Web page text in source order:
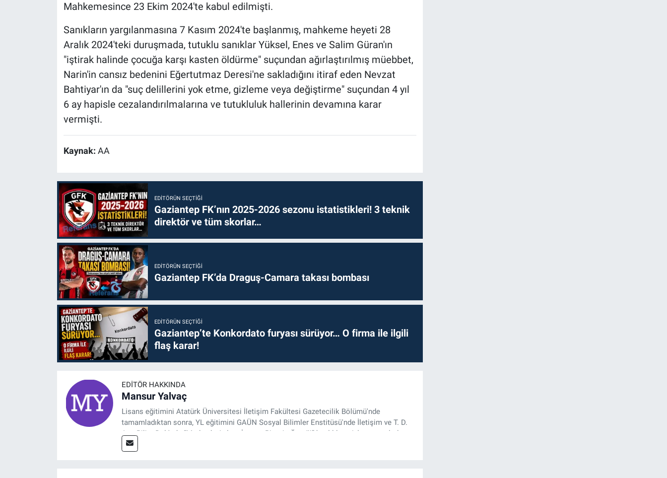
Mahkemesince 23 Ekim 2024'te kabul edilmişti.
Sanıkların yargılanmasına 7 Kasım 2024'te başlanmış, mahkeme heyeti 28
Aralık 2024'teki duruşmada, tutuklu sanıklar Yüksel, Enes ve Salim Güran'ın
"iştirak halinde çocuğa karşı kasten öldürme" suçundan ağırlaştırılmış müebbet,
Narin'in cansız bedenini Eğertutmaz Deresi'ne sakladığını itiraf eden Nevzat
Bahtiyar'ın da "suç delillerini yok etme, gizleme veya değiştirme" suçundan 4 yıl
6 ay hapisle cezalandırılmalarına ve tutukluluk hallerinin devamına karar
vermişti.
Kaynak: AA
EDITÖRÜN SEÇTIĞI
Gaziantep FK’nın 2025-2026 sezonu istatistikleri! 3 teknik
direktör ve tüm skorlar…
EDITÖRÜN SEÇTIĞI
Gaziantep FK’da Draguş-Camara takası bombası
EDITÖRÜN SEÇTIĞI
Gaziantep’te Konkordato furyası sürüyor… O firma ile ilgili
flaş karar!
EDITÖR HAKKINDA
Mansur Yalvaç
Lisans eğitimini Atatürk Üniversitesi İletişim Fakültesi Gazetecilik Bölümü'nde
tamamladıktan sonra, YL eğitimini GAÜN Sosyal Bilimler Enstitüsü'nde İletişim ve T. D.
Ana Bilim Dalı'nda “Medyada Anlam İnşası: Bitcoin Örneği” başlıklı teziyle tamamladı.
2014 yılında başladığı profesyonel kariyerini halen Referansgazetesi.com.tr'de Güncel,